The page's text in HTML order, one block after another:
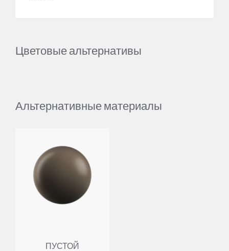
Цветовые альтернативы
Альтернативные материалы
ПУСТОЙ